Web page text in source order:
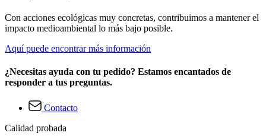
Con acciones ecológicas muy concretas, contribuimos a mantener el
impacto medioambiental lo más bajo posible.
Aquí puede encontrar más información
¿Necesitas ayuda con tu pedido? Estamos encantados de
responder a tus preguntas.
Contacto
Calidad probada